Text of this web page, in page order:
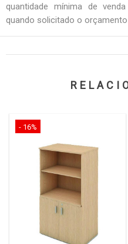
quantidade mínima de
quando solicitado o
- 16%